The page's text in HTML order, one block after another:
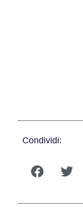
Condividi: